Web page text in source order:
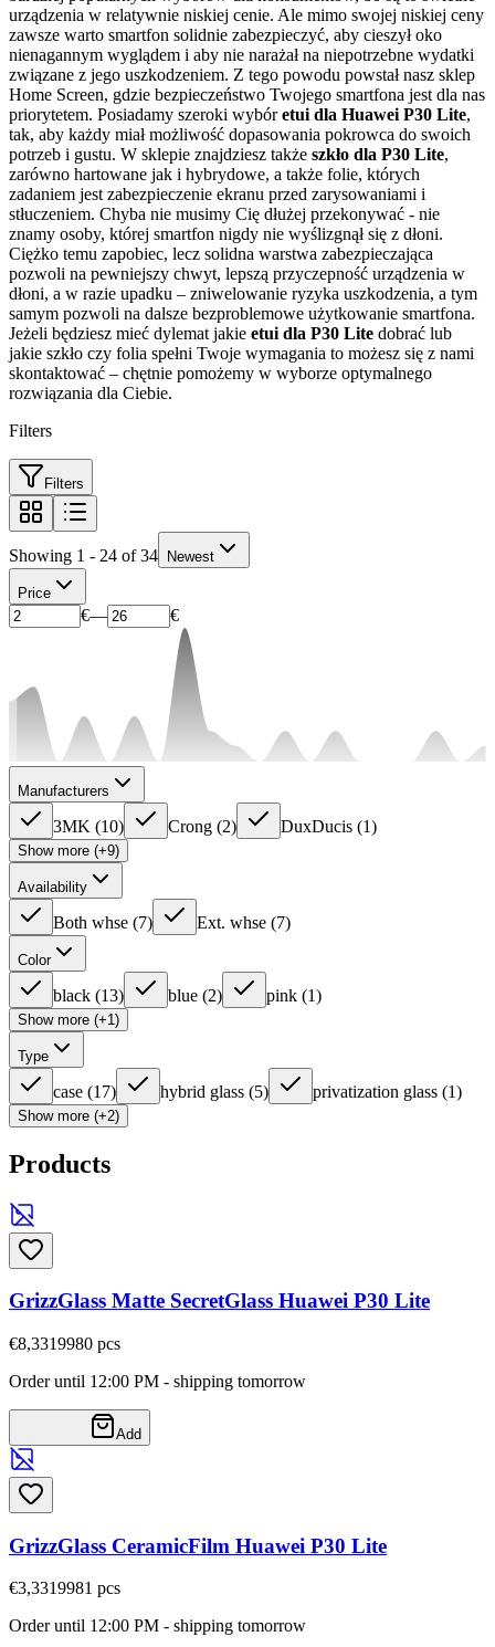
urządzenia w relatywnie niskiej cenie. Ale mimo swojej niskiej ceny
zawsze warto smartfon solidnie zabezpieczyć, aby cieszył oko
nienagannym wyglądem i aby nie narażał na niepotrzebne wydatki
związane z jego uszkodzeniem. Z tego powodu powstał nasz sklep
Home Screen, gdzie bezpieczeństwo Twojego smartfona jest dla nas
priorytetem. Posiadamy szeroki wybóretui dla Huawei P30 Lite,
tak, aby każdy miał możliwość dopasowania pokrowca do swoich
potrzeb i gustu. W sklepie znajdziesz także szkło dla P30 Lite,
zarówno hartowane jak i hybrydowe, a także folie, których
zadaniem jest zabezpieczenie ekranu przed zarysowaniami i
stłuczeniem. Chyba nie musimy Cię dłużej przekonywać - nie
znamy osoby, której smartfon nigdy nie wyślizgnął się z dłoni.
Ciężko temu zapobiec, lecz solidna warstwa zabezpieczająca
pozwoli na pewniejszy chwyt, lepszą przyczepność urządzenia w
dłoni, a w razie upadku – zniwelowanie ryzyka uszkodzenia, a tym
samym pozwoli na dalsze bezproblemowe użytkowanie smartfona.
Jeżeli będziesz mieć dylemat jakie etui dla P30 Lite dobrać lub
jakie szkło czy folia spełni Twoje wymagania to możesz się z nami
skontaktować – chętnie pomożemy w wyborze optymalnego
rozwiązania dla Ciebie.
Filters
Filters
Showing 1 - 24 of 34 Newest
Price
€— €
Manufacturers
3MK (10) Crong (2) DuxDucis (1)
Show more (+9)
Availability
Both whse (7) Ext. whse (7)
Color
black (13) blue (2) pink (1)
Show more (+1)
Type
case (17) hybrid glass (5) privatization glass (1)
Show more (+2)
Products
GrizzGlass Matte SecretGlass Huawei P30 Lite
€8,3319980 pcs
Order until 12:00 PM - shipping tomorrow
Add
GrizzGlass CeramicFilm Huawei P30 Lite
€3,3319981 pcs
Order until 12:00 PM - shipping tomorrow